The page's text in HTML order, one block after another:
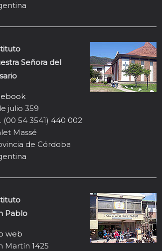
Señora del
julio 359
(00 54 3541) 440 002
Massé
de Córdoba
Pablo
web
Martín 1425